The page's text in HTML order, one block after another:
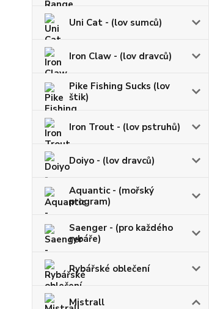
Uni Cat - (lov sumců)
Iron Claw - (lov dravců)
Pike Fishing Sucks (lov
štik)
Iron Trout - (lov pstruhů)
Doiyo - (lov dravců)
Aquantic - (mořský
program)
Saenger - (pro každého
rybáře)
Rybářské oblečení
Mistrall